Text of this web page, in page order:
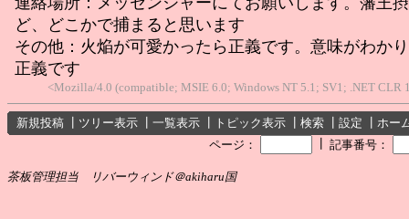
ど、どこかで捕まると思います
その他：火焔が可愛かったら正義です。意味がわか
正義です
<Mozilla/4.0 (compatible; MSIE 6.0; Windows NT 5.1; SV1; .NET CLR
新規投稿 ツリー表示 一覧表示 トピック表示 検索 設定
ホー
ページ：
記事番号：
茶板管理担当 リバーウィンド＠akiharu国